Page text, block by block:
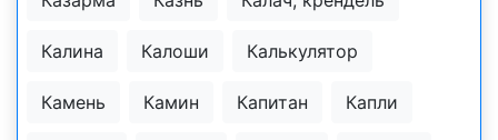
Калина Калоши Калькулятор
Камень Камин Капитан Капли